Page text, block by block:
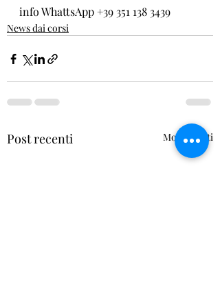
info WhattsApp +39 351 138 3439
News dai corsi
Post recenti Mostra tutti